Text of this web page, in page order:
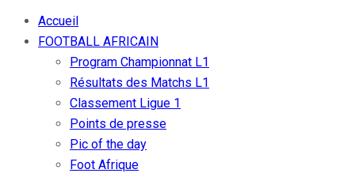
Accueil
FOOTBALL AFRICAIN
Program Championnat L1
Résultats des Matchs L1
Classement Ligue 1
Points de presse
Pic of the day
Foot Afrique